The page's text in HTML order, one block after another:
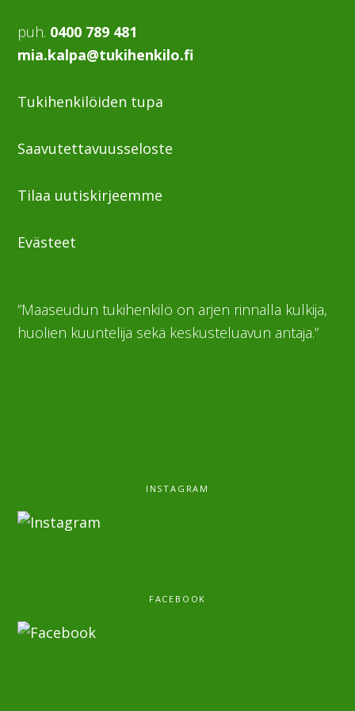
puh. 0400 789 481
mia.kalpa@tukihenkilo.fi
Tukihenkilöiden tupa
Saavutettavuusseloste
Tilaa uutiskirjeemme
Evästeet
”Maaseudun tukihenkilö on arjen rinnalla kulkija,
huolien kuuntelija sekä keskusteluavun antaja.”
INSTAGRAM
FACEBOOK